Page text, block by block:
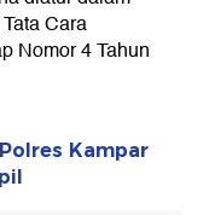
Cara
Nomor 4 Tahun
Kampar